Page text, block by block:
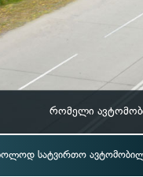
რომელი
სატვირთო